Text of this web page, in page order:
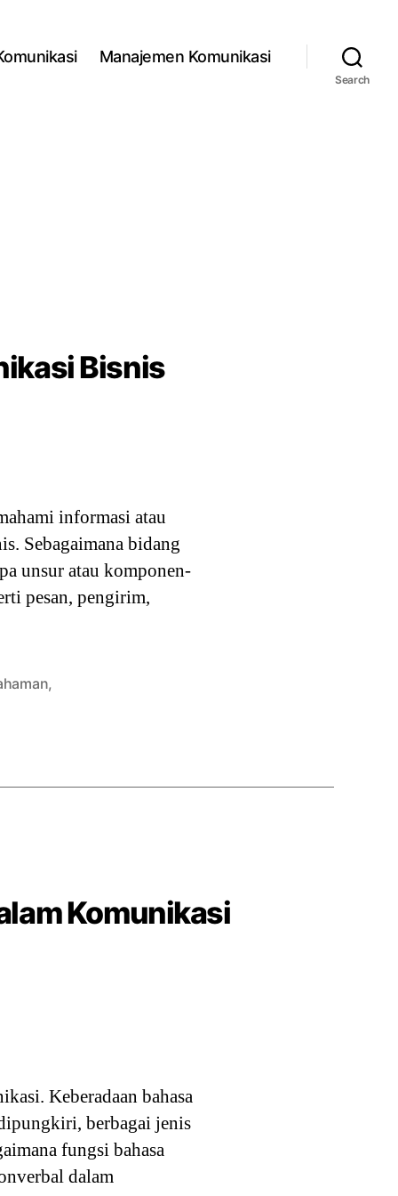
Manajemen Komunikasi
Search
Bisnis
informasi atau
Sebagaimana bidang
unsur atau komponen-
pesan, pengirim,
,
Komunikasi
Keberadaan bahasa
berbagai jenis
fungsi bahasa
dalam